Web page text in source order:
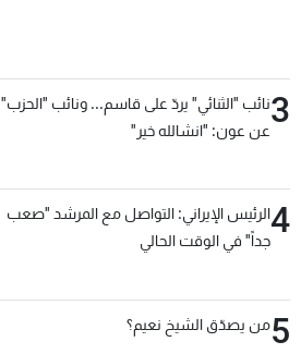
3نائب "الثنائي" يردّ على قاسم... ونائب "الحزب"
عن عون: "انشالله خير"
4الرئيس الإيراني: التواصل مع المرشد "صعب
جداً" في الوقت الحالي
5من يصدّق الشيخ نعيم؟